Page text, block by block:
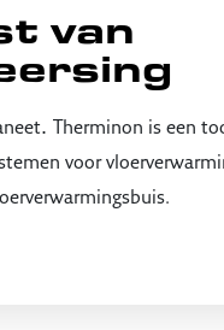
van
.
Therminon is een
voor